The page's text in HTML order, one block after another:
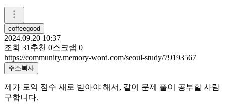
coffeegood
2024.09.20 10:37
조회 31 추천 0스크랩 0
https://community.memory-word.com/seoul-study/79193567
주소복사
제가 토익 점수 새로 받아야 해서, 같이 문제 풀이 공부할 사람
구합니다.